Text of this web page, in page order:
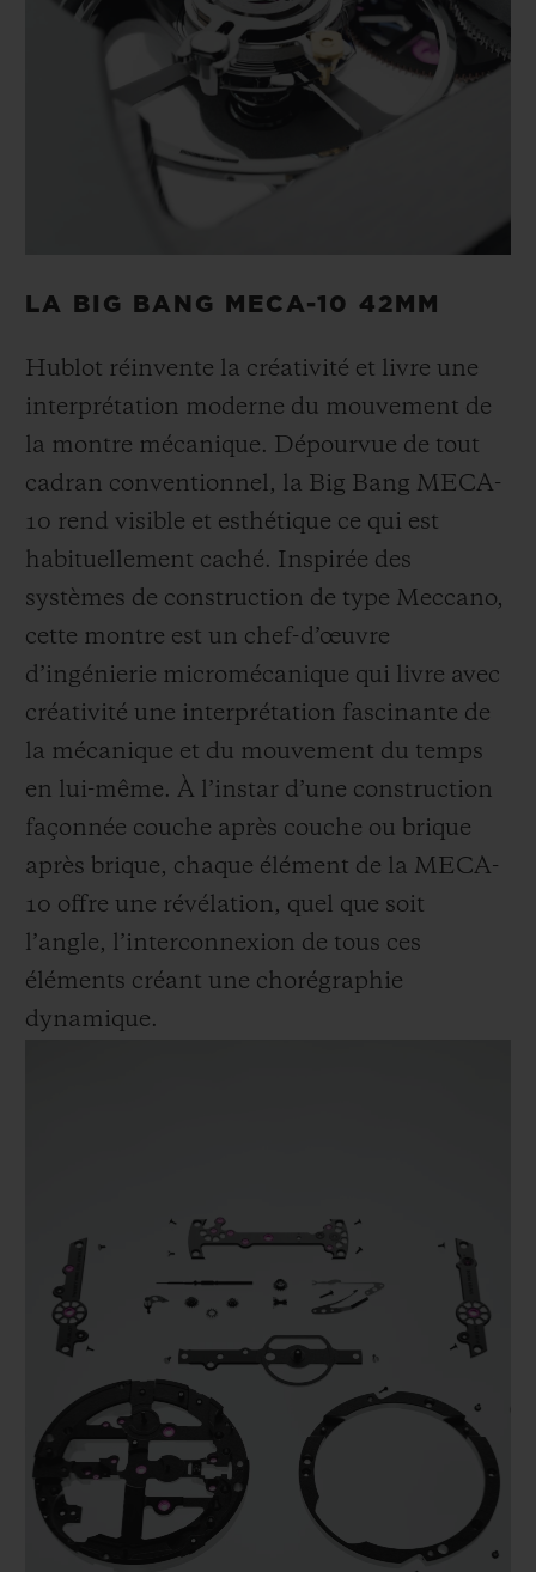
LA BIG BANG MECA-10 42MM
Hublot réinvente la créativité et livre une
interprétation moderne du mouvement de
la montre mécanique. Dépourvue de tout
cadran conventionnel, la Big Bang MECA-
10 rend visible et esthétique ce qui est
habituellement caché. Inspirée des
systèmes de construction de type Meccano,
cette montre est un chef-d’œuvre
d’ingénierie micromécanique qui livre avec
créativité une interprétation fascinante de
la mécanique et du mouvement du temps
en lui-même. À l’instar d’une construction
façonnée couche après couche ou brique
après brique, chaque élément de la MECA-
10 offre une révélation, quel que soit
l’angle, l’interconnexion de tous ces
éléments créant une chorégraphie
dynamique.